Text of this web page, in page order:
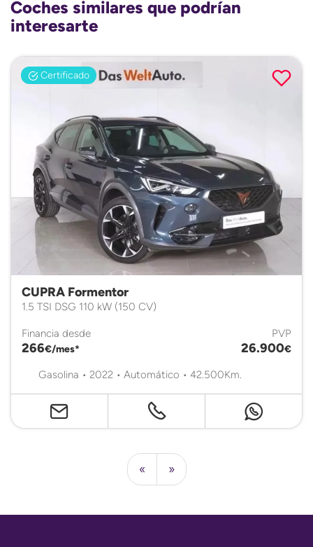
Coches similares que podrían
interesarte
Certificado
CUPRA Formentor
1.5 TSI DSG 110 kW (150 CV)
Financia desde
266€/mes*
PVP
26.900€
Gasolina • 2022 • Automático • 42.500Km.
« »